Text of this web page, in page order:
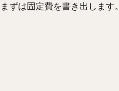
ずは固定費を書き出します。